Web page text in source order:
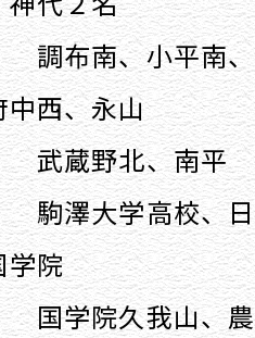
平南、芦花
西、永山
蔵野北、南平
澤大学高校、日
学院
山、農大一